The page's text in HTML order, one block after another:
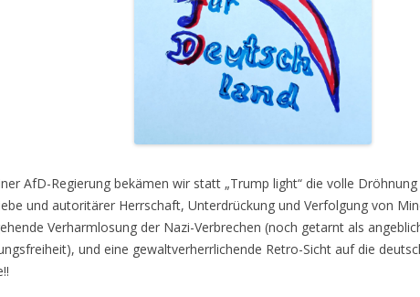
AfD-Regierung bekämen wir statt „Trump light“ die volle
und autoritärer Herrschaft, Unterdrückung und Verfolgung von
Verharmlosung der Nazi-Verbrechen (noch getarnt als
und eine gewaltverherrlichende Retro-Sicht auf die